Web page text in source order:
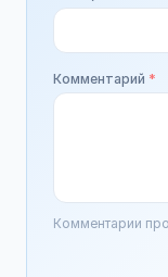
Комментарий *
Комментарии